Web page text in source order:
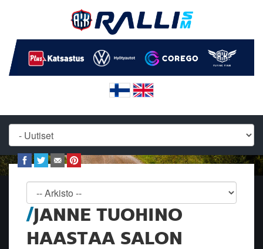
JANNE TUOHINO
HAASTAA SALON